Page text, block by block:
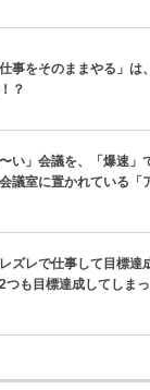
事をそのままやる」は
？
い」会議を、「爆速」
議室に置かれている「
ズレで仕事して目標達
つも目標達成してしまっ